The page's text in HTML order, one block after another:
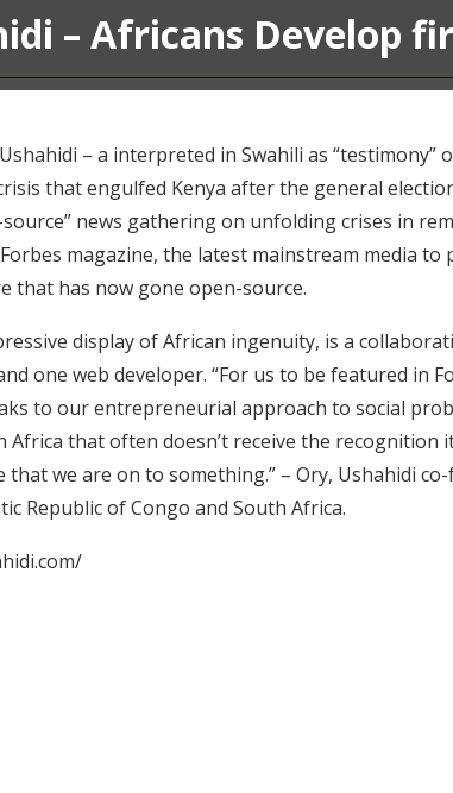
– Africans Develop
– a interpreted in Swahili as “testimony”
that engulfed Kenya after the general
news gathering on unfolding crises in
magazine, the latest mainstream media
that has now gone open-source.
display of African ingenuity, is a
one web developer. “For us to be featured in
to our entrepreneurial approach to social
Africa that often doesn’t receive the recognition
that we are on to something.” – Ory, Ushahidi
Republic of Congo and South Africa.